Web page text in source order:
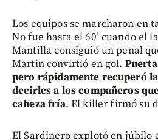
Los equipos se marcharon en
No fue hasta el 60’ cuando el
Mantilla consiguió un penal
Martin convirtió en gol.
pero rápidamente recuperó
decirles a los compañeros
cabeza fría. El killer firmó su
El Sardinero explotó en júbilo